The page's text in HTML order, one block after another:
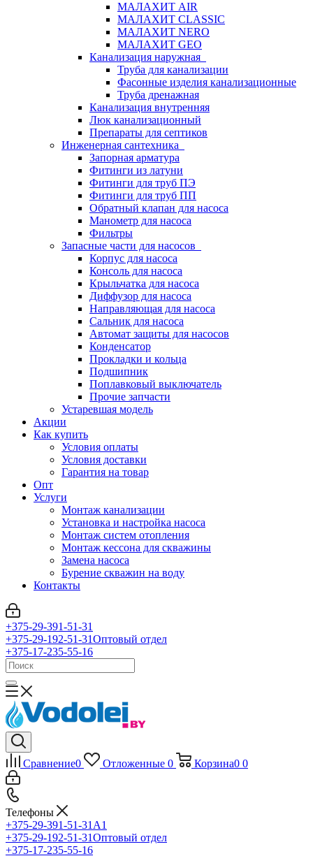
МАЛАХИТ AIR
МАЛАХИТ CLASSIC
МАЛАХИТ NERO
МАЛАХИТ GEO
Канализация наружная
Труба для канализации
Фасонные изделия канализационные
Труба дренажная
Канализация внутренняя
Люк канализационный
Препараты для септиков
Инженерная сантехника
Запорная арматура
Фитинги из латуни
Фитинги для труб ПЭ
Фитинги для труб ПП
Обратный клапан для насоса
Манометр для насоса
Фильтры
Запасные части для насосов
Корпус для насоса
Консоль для насоса
Крыльчатка для насоса
Диффузор для насоса
Направляющая для насоса
Сальник для насоса
Автомат защиты для насосов
Конденсатор
Прокладки и кольца
Подшипник
Поплавковый выключатель
Прочие запчасти
Устаревшая модель
Акции
Как купить
Условия оплаты
Условия доставки
Гарантия на товар
Опт
Услуги
Монтаж канализации
Установка и настройка насоса
Монтаж систем отопления
Монтаж кессона для скважины
Замена насоса
Бурение скважин на воду
Контакты
+375-29-391-51-31
+375-29-192-51-31Оптовый отдел
+375-17-235-55-16
Сравнение0 Отложенные 0 Корзина0 0
Телефоны
+375-29-391-51-31 A1
+375-29-192-51-31Оптовый отдел
+375-17-235-55-16